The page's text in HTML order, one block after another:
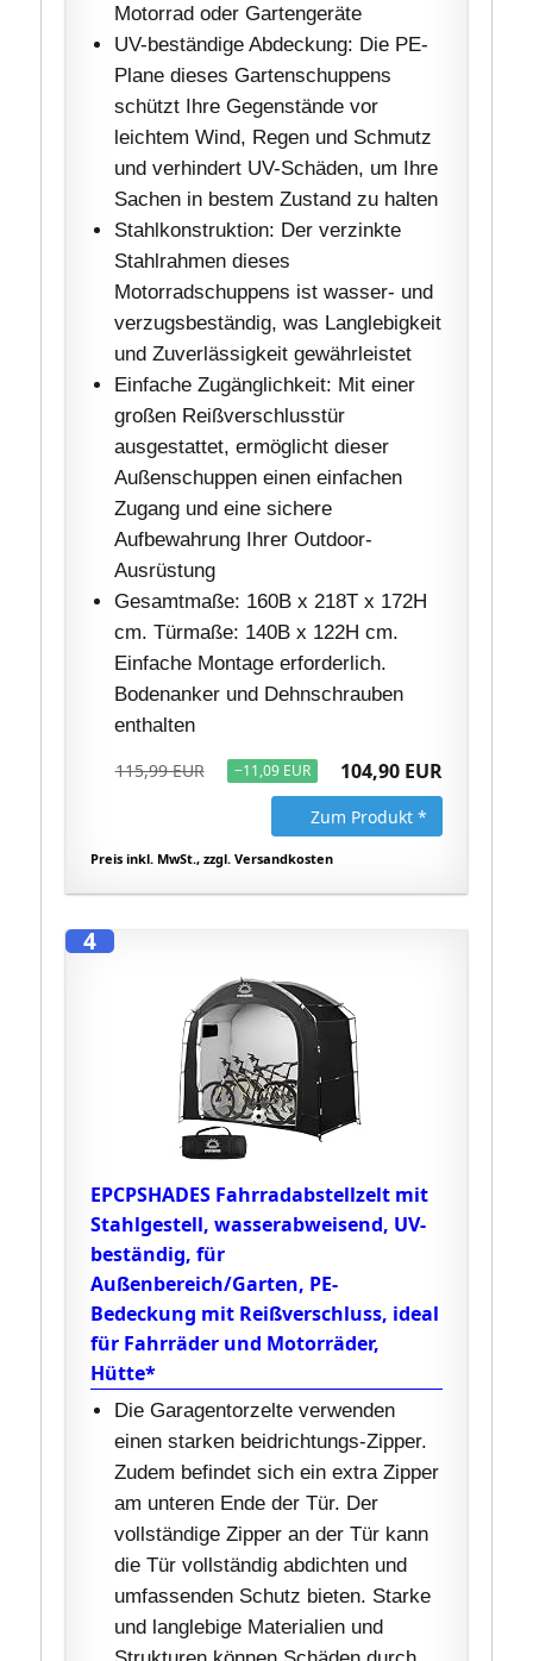
Motorrad oder Gartengeräte
UV-beständige Abdeckung: Die PE-
Plane dieses Gartenschuppens
schützt Ihre Gegenstände vor
leichtem Wind, Regen und Schmutz
und verhindert UV-Schäden, um Ihre
Sachen in bestem Zustand zu halten
Stahlkonstruktion: Der verzinkte
Stahlrahmen dieses
Motorradschuppens ist wasser- und
verzugsbeständig, was Langlebigkeit
und Zuverlässigkeit gewährleistet
Einfache Zugänglichkeit: Mit einer
großen Reißverschlusstür
ausgestattet, ermöglicht dieser
Außenschuppen einen einfachen
Zugang und eine sichere
Aufbewahrung Ihrer Outdoor-
Ausrüstung
Gesamtmaße: 160B x 218T x 172H
cm. Türmaße: 140B x 122H cm.
Einfache Montage erforderlich.
Bodenanker und Dehnschrauben
enthalten
115,99 EUR −11,09 EUR 104,90 EUR
Zum Produkt *
Preis inkl. MwSt., zzgl. Versandkosten
4
EPCPSHADES Fahrradabstellzelt mit
Stahlgestell, wasserabweisend, UV-
beständig, für
Außenbereich/Garten, PE-
Bedeckung mit Reißverschluss, ideal
für Fahrräder und Motorräder,
Hütte*
Die Garagentorzelte verwenden
einen starken beidrichtungs-Zipper.
Zudem befindet sich ein extra Zipper
am unteren Ende der Tür. Der
vollständige Zipper an der Tür kann
die Tür vollständig abdichten und
umfassenden Schutz bieten. Starke
und langlebige Materialien und